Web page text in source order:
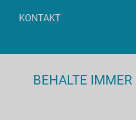
KONTAKT
BEHALTE